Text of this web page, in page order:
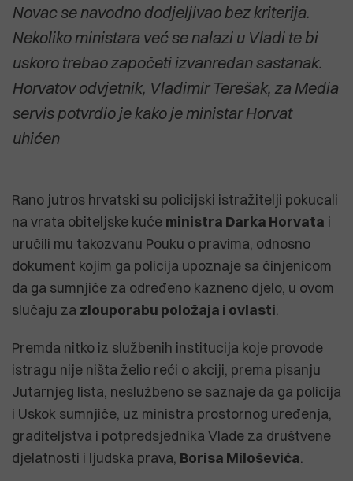
Novac se navodno dodjeljivao bez kriterija.
Nekoliko ministara već se nalazi u Vladi te bi
uskoro trebao započeti izvanredan sastanak.
Horvatov odvjetnik, Vladimir Terešak, za Media
servis potvrdio je kako je ministar Horvat
uhićen
Rano jutros hrvatski su policijski istražitelji pokucali
na vrata obiteljske kuće ministra Darka Horvata i
uručili mu takozvanu Pouku o pravima, odnosno
dokument kojim ga policija upoznaje sa činjenicom
da ga sumnjiče za određeno kazneno djelo, u ovom
slučaju za zlouporabu položaja i ovlasti.
Premda nitko iz službenih institucija koje provode
istragu nije ništa želio reći o akciji, prema pisanju
Jutarnjeg lista, neslužbeno se saznaje da ga policija
i Uskok sumnjiče, uz ministra prostornog uređenja,
graditeljstva i potpredsjednika Vlade za društvene
djelatnosti i ljudska prava, Borisa Miloševića.